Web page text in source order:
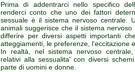
Prima di addentrarci nello specifico
renderci conto che uno dei fattori
sessuale è il sistema nervoso centrale.
animali suggerisce che il sistema
differire per diversi aspetti importanti
atteggiamenti, le preferenze, l’eccitazione
In realtà, nel sistema nervoso
relativi alla sessualita' con diversi
parte di uomini e donne.